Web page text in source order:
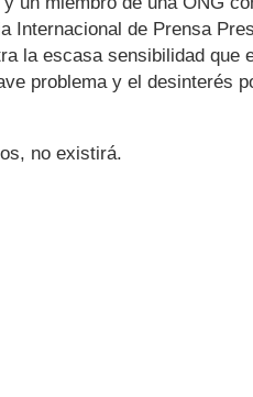
Internacional de Prensa
la escasa sensibilidad que
problema y el desinterés
no existirá.